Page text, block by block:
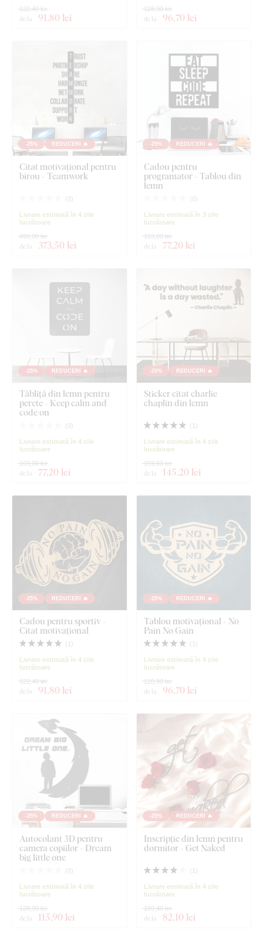
de la 91,80 lei
122,40 lei
de la 96,70 lei
128,90 lei
-25% REDUCERI 🔥
Citat motivațional pentru
birou - Teamwork
( 0)
Livrare estimată în 4 zile
lucrătoare
de la 373,50 lei
498,00 lei
-25% REDUCERI 🔥
Cadou pentru
programator - Tablou din
lemn
( 0)
Livrare estimată în 3 zile
lucrătoare
de la 77,20 lei
103,00 lei
-25% REDUCERI 🔥
Tăbliță din lemn pentru
perete - Keep calm and
code on
( 0)
Livrare estimată în 4 zile
lucrătoare
de la 77,20 lei
103,00 lei
-25% REDUCERI 🔥
Sticker citat charlie
chaplin din lemn
( 1 )
Livrare estimată în 4 zile
lucrătoare
de la 145,20 lei
193,60 lei
-25% REDUCERI 🔥
Cadou pentru sportiv -
Citat motivațional
( 1 )
Livrare estimată în 4 zile
lucrătoare
de la 91,80 lei
122,40 lei
-25% REDUCERI 🔥
Tablou motivațional - No
Pain No Gain
( 1 )
Livrare estimată în 4 zile
lucrătoare
de la 96,70 lei
128,90 lei
-25% REDUCERI 🔥
Autocolant 3D pentru
camera copiilor - Dream
big little one
( 0)
Livrare estimată în 4 zile
lucrătoare
de la 115,90 lei
128,90 lei
-25% REDUCERI 🔥
Inscripție din lemn pentru
dormitor - Get Naked
( 1 )
Livrare estimată în 4 zile
lucrătoare
de la 82,10 lei
109,40 lei